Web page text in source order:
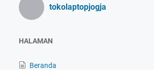
tokolaptopjogja
HALAMAN
Beranda